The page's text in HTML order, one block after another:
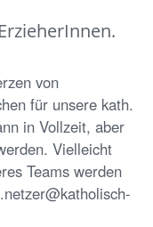
von
für unsere kath.
in Vollzeit, aber
Vielleicht
Teams werden